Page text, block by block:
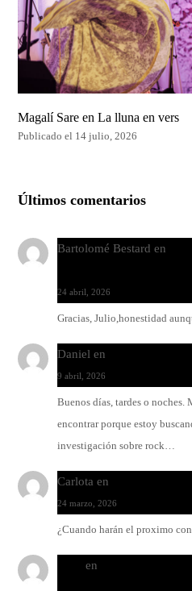
Magalí Sare en La lluna en vers
Publicado el 14 julio, 2026
Últimos comentarios
Bartolomé Bestard en
24 abril, 2026
Gracias, Julio,honestidad
Daniel en
9 abril, 2026
Buenos días, tardes o
encontrar porque estoy
investigación sobre rock…
Carlota en
24 marzo, 2026
¿Cuando harán el proximo
en